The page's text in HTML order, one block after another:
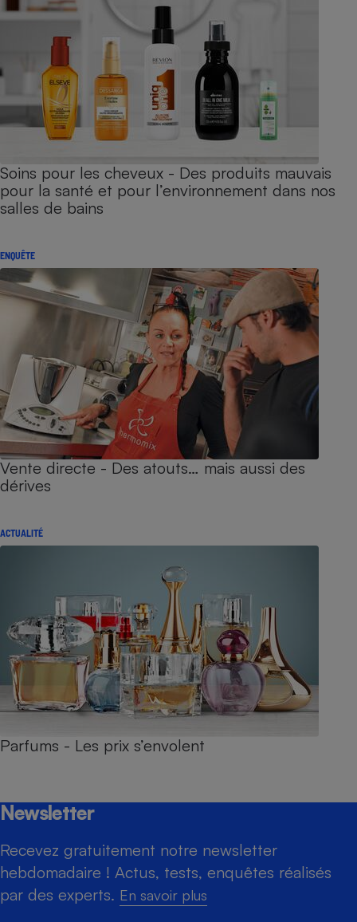
Soins pour les cheveux - Des produits mauvais
pour la santé et pour l’environnement dans nos
salles de bains
ENQUÊTE
Vente directe - Des atouts… mais aussi des
dérives
ACTUALITÉ
Parfums - Les prix s’envolent
Newsletter
Recevez gratuitement notre newsletter
hebdomadaire ! Actus, tests, enquêtes réalisés
par des experts. En savoir plus